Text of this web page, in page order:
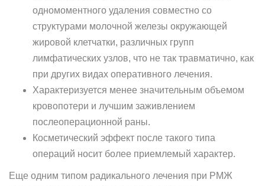
одномоментного удаления совместно со
структурами молочной железы окружающей
жировой клетчатки, различных групп
лимфатических узлов, что не так травматично, как
при других видах оперативного лечения.
Характеризуется менее значительным объемом
кровопотери и лучшим заживлением
послеоперационной раны.
Косметический эффект после такого типа
операций носит более приемлемый характер.
Еще одним типом радикального лечения при РМЖ